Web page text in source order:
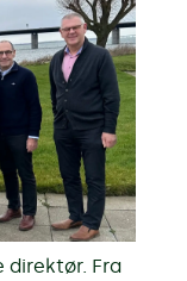
direktør. Fra